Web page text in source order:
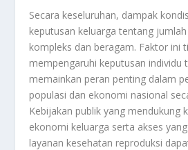
Secara keseluruhan, dampak
keputusan keluarga tentang
kompleks dan beragam. Faktor ini
mempengaruhi keputusan individu
memainkan peran penting dalam
populasi dan ekonomi nasional
Kebijakan publik yang mendukung
ekonomi keluarga serta akses
layanan kesehatan reproduksi